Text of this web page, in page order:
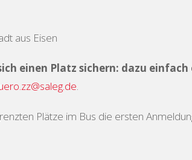
aus Eisen
einen Platz sichern: dazu
.
Plätze im Bus die ersten